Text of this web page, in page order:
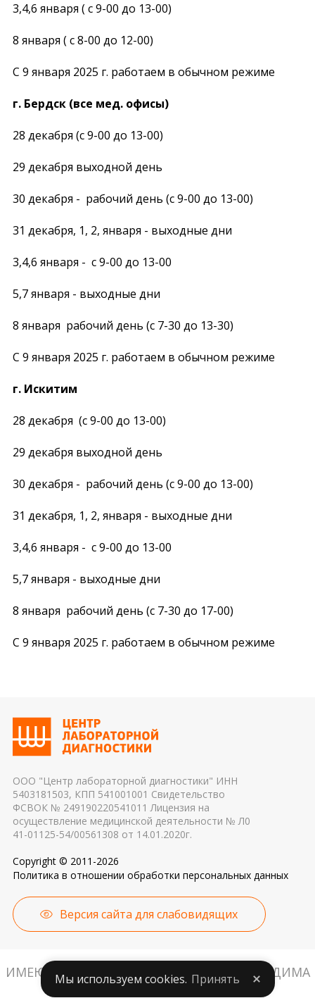
3,4,6 января ( с 9-00 до 13-00)
8 января ( с 8-00 до 12-00)
C 9 января 2025 г. работаем в обычном режиме
г. Бердск (все мед. офисы)
28 декабря (с 9-00 до 13-00)
29 декабря выходной день
30 декабря - рабочий день (с 9-00 до 13-00)
31 декабря, 1, 2, января - выходные дни
3,4,6 января - с 9-00 до 13-00
5,7 января - выходные дни
8 января рабочий день (с 7-30 до 13-30)
C 9 января 2025 г. работаем в обычном режиме
г. Искитим
28 декабря (с 9-00 до 13-00)
29 декабря выходной день
30 декабря - рабочий день (с 9-00 до 13-00)
31 декабря, 1, 2, января - выходные дни
3,4,6 января - с 9-00 до 13-00
5,7 января - выходные дни
8 января рабочий день (с 7-30 до 17-00)
C 9 января 2025 г. работаем в обычном режиме
ООО "Центр лабораторной диагностики" ИНН
5403181503, КПП 541001001 Свидетельство
ФСВОК № 249190220541011 Лицензия на
осуществление медицинской деятельности № Л0
41-01125-54/00561308 от 14.01.2020г.
Copyright © 2011-2026
Политика в отношении обработки персональных данных
Версия сайта для слабовидящих
ИМЕЮТСЯ ПРОТИВОПОКАЗАНИЯ. НЕОБХОДИМА
КОНСУЛЬТАЦИЯ СПЕЦИАЛИСТА.
Мы используем cookies. Принять